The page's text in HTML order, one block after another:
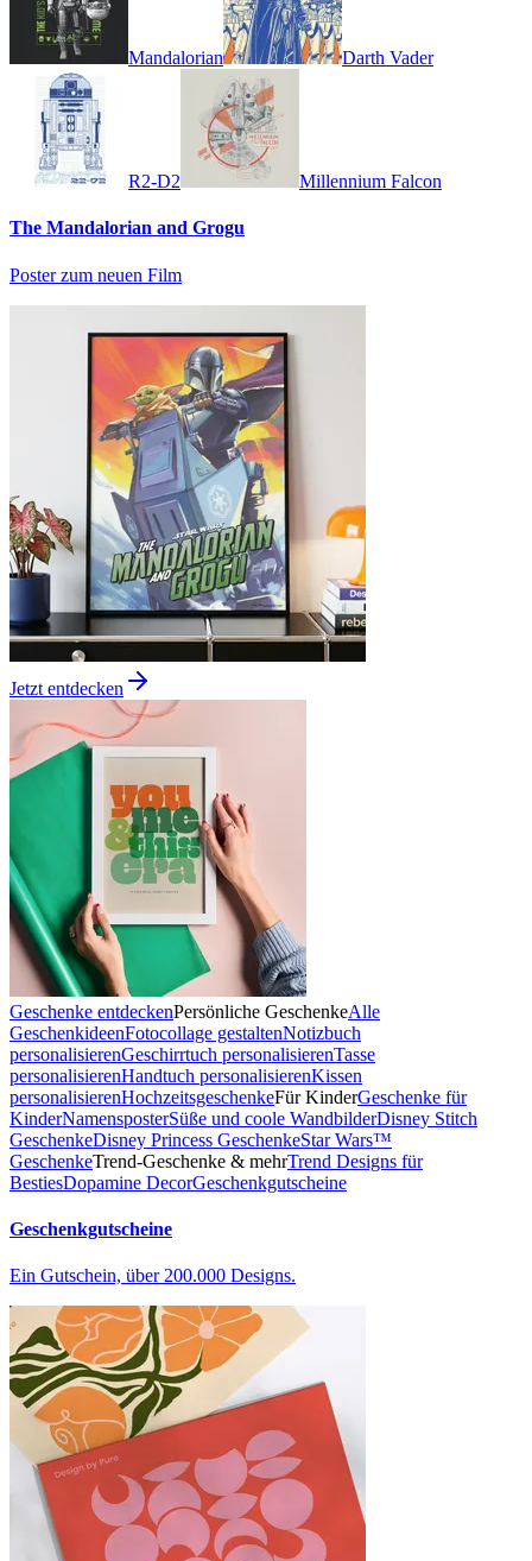
Mandalorian Darth Vader
R2-D2 Millennium Falcon
The Mandalorian and Grogu
Poster zum neuen Film
Jetzt entdecken
Geschenke entdeckenPersönliche GeschenkeAlle
GeschenkideenFotocollage gestaltenNotizbuch
personalisierenGeschirrtuch personalisierenTasse
personalisierenHandtuch personalisierenKissen
personalisierenHochzeitsgeschenkeFür KinderGeschenke für
KinderNamensposterSüße und coole WandbilderDisney Stitch
GeschenkeDisney Princess GeschenkeStar Wars™
GeschenkeTrend-Geschenke & mehrTrend Designs für
BestiesDopamine DecorGeschenkgutscheine
Geschenkgutscheine
Ein Gutschein, über 200.000 Designs.